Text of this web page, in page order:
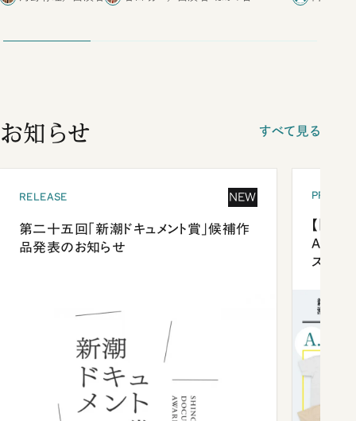
お知らせ すべて見る
RELEASE NEW
第二十五回「新潮ドキュメント賞」候補作
品発表のお知らせ
【「新
ズプレ